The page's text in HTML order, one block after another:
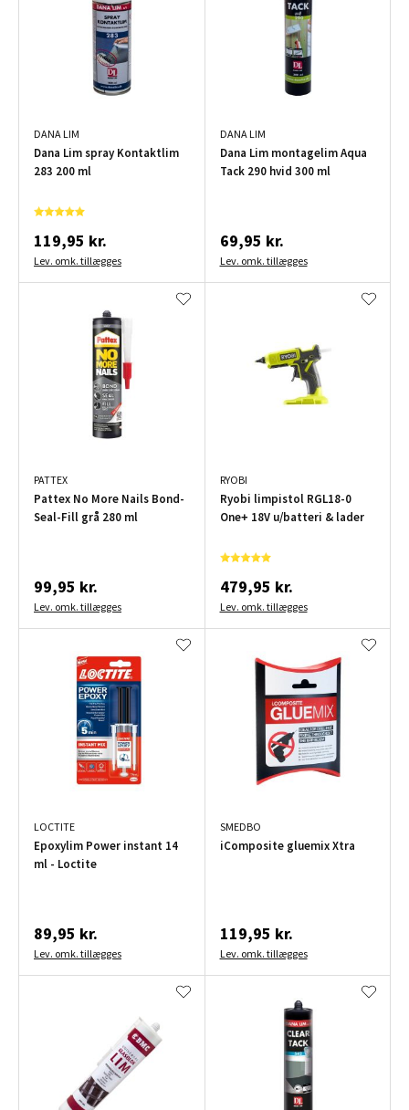
DANA LIM
Dana Lim spray Kontaktlim
283 200 ml
119,95 kr.
Lev. omk. tillægges
DANA LIM
Dana Lim montagelim Aqua
Tack 290 hvid 300 ml
69,95 kr.
Lev. omk. tillægges
PATTEX
Pattex No More Nails Bond-
Seal-Fill grå 280 ml
99,95 kr.
Lev. omk. tillægges
RYOBI
Ryobi limpistol RGL18-0
One+ 18V u/batteri & lader
479,95 kr.
Lev. omk. tillægges
LOCTITE
Epoxylim Power instant 14
ml - Loctite
89,95 kr.
Lev. omk. tillægges
SMEDBO
iComposite gluemix Xtra
119,95 kr.
Lev. omk. tillægges